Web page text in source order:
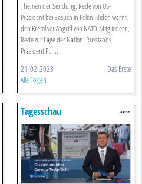
Themen der Sendung: Rede von US-
Präsident bei Besuch in Polen: Biden warnt
den Kreml vor Angriff von NATO-Mitgliedern,
Rede zur Lage der Nation: Russlands
Präsident Pu ...
21-02-2023 Das Erste
Alle Folgen
Tagesschau